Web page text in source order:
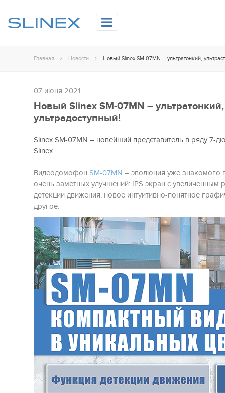
Главная Новости
07 июня 2021
Новый Slinex SM-07MN –
ультрадоступный!
Slinex SM-07MN – новейший представитель в ряду
Slinex.
ВидеодомофонSM-07MN – эволюция уже знакомого
очень заметных улучшений: IPS экран с
детекции движения, новое интуитивно-понятное
другое.